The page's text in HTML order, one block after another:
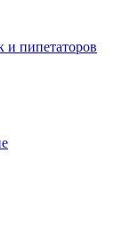
и пипетаторов